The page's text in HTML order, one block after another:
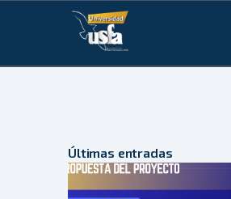
Últimas entradas